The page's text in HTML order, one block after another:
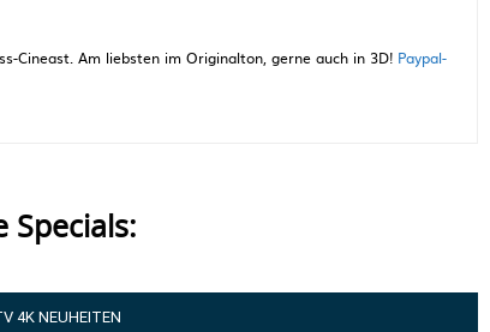
Cineast. Am liebsten im Originalton, gerne auch in 3D! Paypal-
Specials:
4K NEUHEITEN